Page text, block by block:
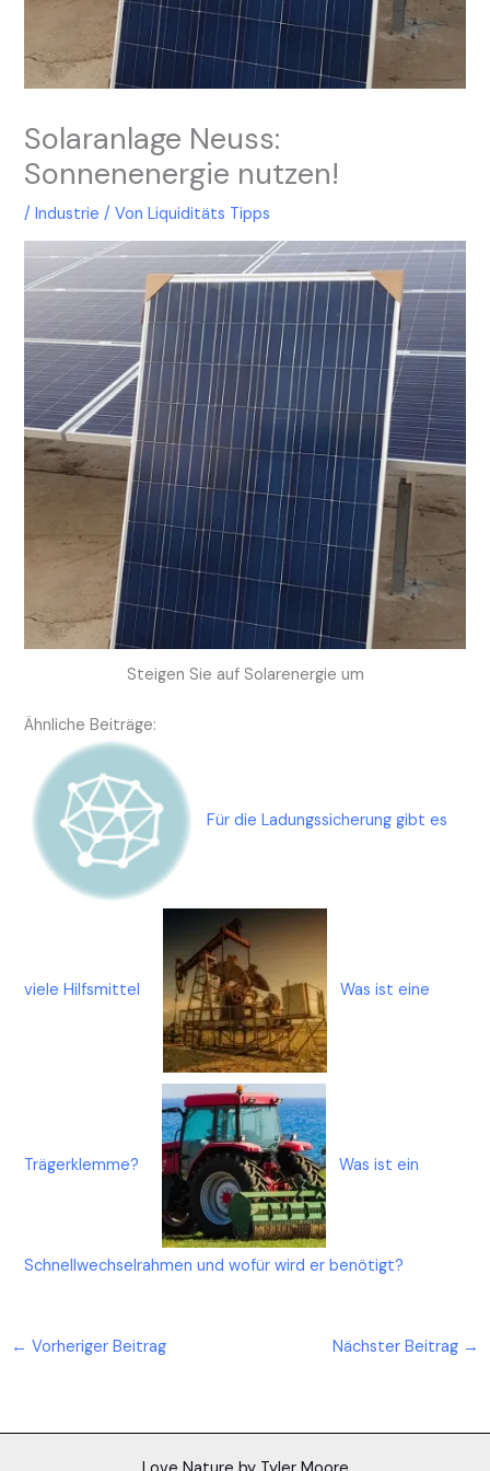
Solaranlage Neuss:
Sonnenenergie nutzen!
/Industrie / VonLiquiditäts Tipps
Steigen Sie auf Solarenergie um
Ähnliche Beiträge:
Für die Ladungssicherung gibt es
viele Hilfsmittel Was ist eine
Trägerklemme ? Was ist ein
Schnellwechselrahmen und wofür wird er benötigt?
← Vorheriger Beitrag Nächster Beitrag →